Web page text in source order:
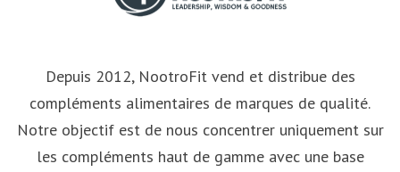
Depuis 2012, NootroFit vend et distribue des
compléments alimentaires de marques de qualité.
Notre objectif est de nous concentrer uniquement sur
les compléments haut de gamme avec une base